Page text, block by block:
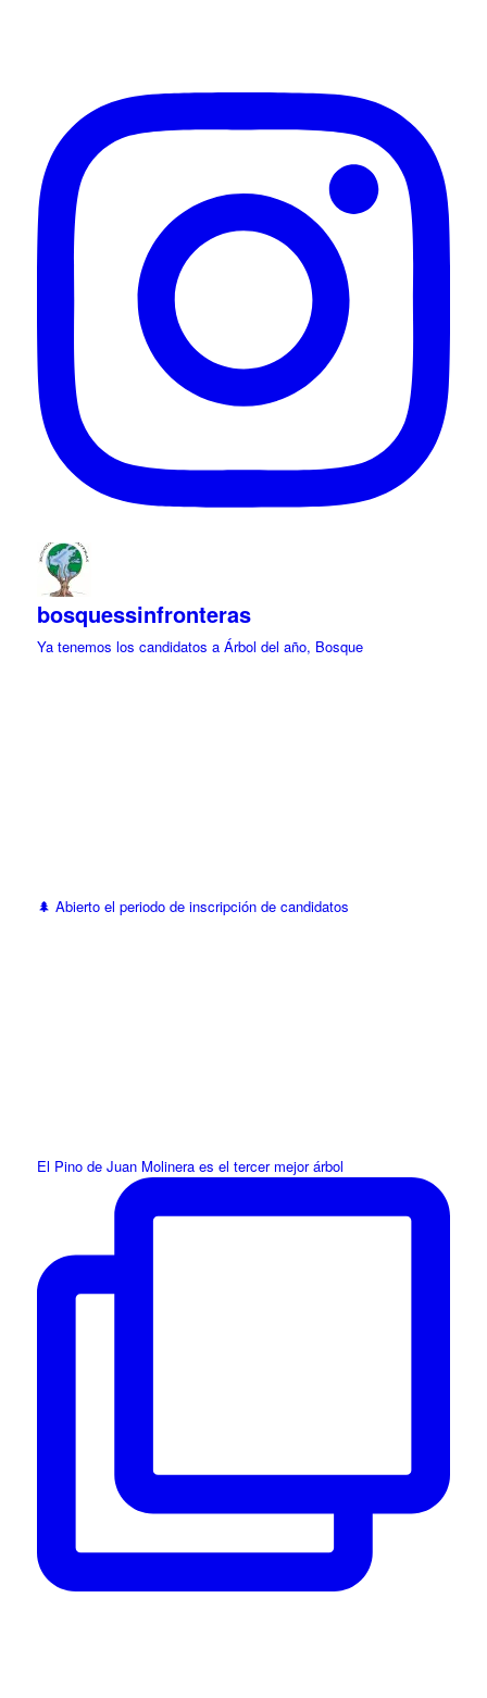
bosquessinfronteras
Ya tenemos los candidatos a Árbol del año, Bosque
🌲 Abierto el periodo de inscripción de candidatos
El Pino de Juan Molinera es el tercer mejor árbol